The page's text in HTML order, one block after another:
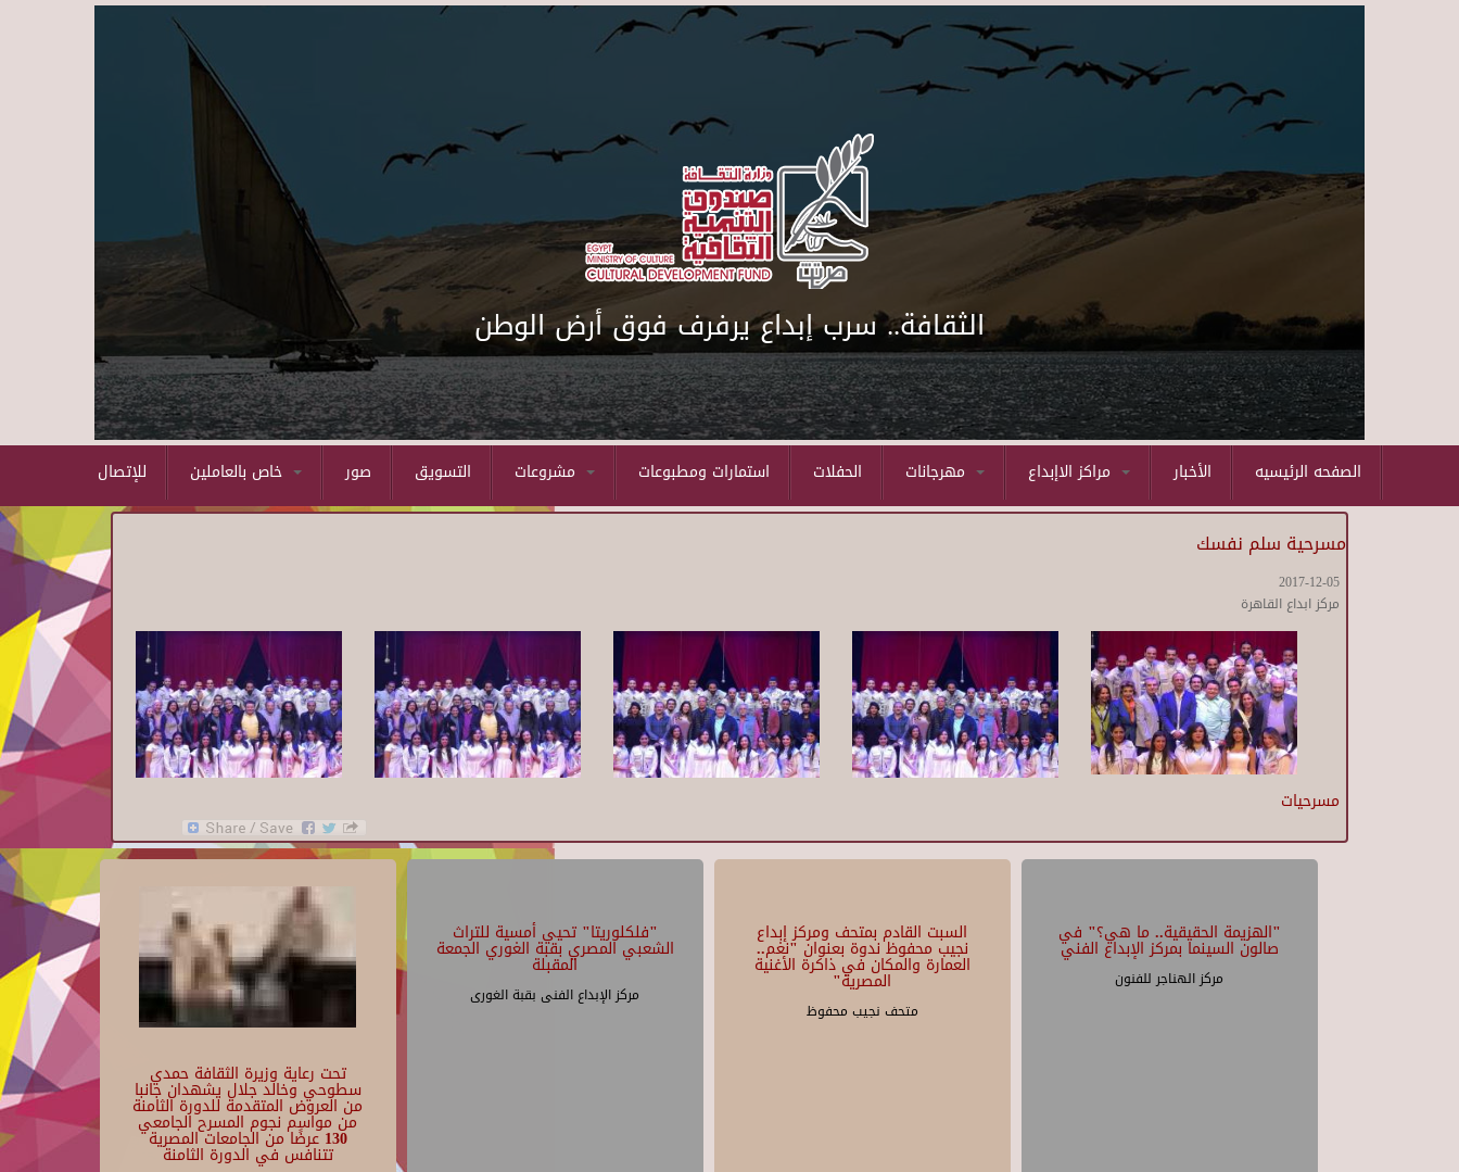
Skip to main content
الثقافة.. سرب إبداع يرفرف فوق أرض الوطن
للإتصال صور التسويق استمارات ومطبوعات الحفلات الأخبار الصفحه الرئيسيه
مسرحية سلم نفسك
2017-12-05
مركز ابداع القاهرة
مسرحيات
تحت رعاية وزيرة الثقافة حمدي
سطوحي وخالد جلال يشهدان جانبا
من العروض المتقدمة للدورة الثامنة
من مواسم نجوم المسرح الجامعي
130 عرضًا من الجامعات المصرية
تتنافس في الدورة الثامنة
"فلكلوريتا" تحيي أمسية للتراث
الشعبي المصري بقبة الغوري الجمعة
المقبلة
مركز الإبداع الفنى بقبة الغورى
السبت القادم بمتحف ومركز إبداع
نجيب محفوظ ندوة بعنوان "نغم..
العمارة والمكان في ذاكرة الأغنية
المصرية"
متحف نجيب محفوظ
"الهزيمة الحقيقية.. ما هي؟" في
صالون السينما بمركز الإبداع الفني
مركز الهناجر للفنون